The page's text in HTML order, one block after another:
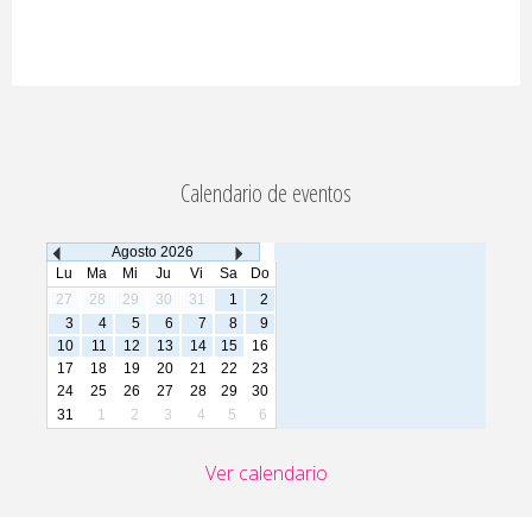
Calendario de eventos
Agosto 2026
Lu
Ma Mi Ju Vi Sa
Do
27
28 29 30 31 1
2
3
4 5 6 7 8
9
10
11 12 13 14 15
16
17
18 19 20 21 22
23
24
25 26 27 28 29
30
31
1 2 3 4 5 6
Ver calendario